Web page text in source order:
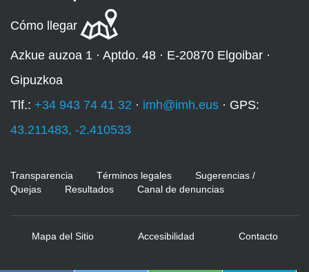
Cómo llegar
Azkue auzoa 1 · Aptdo. 48 · E-20870 Elgoibar ·
Gipuzkoa
Tlf.: +34 943 74 41 32 · imh@imh.eus · GPS:
43.211483, -2.410533
Transparencia Términos legales
Sugerencias /
Quejas
Resultados Canal de denuncias
Mapa del Sitio Accesibilidad Contacto